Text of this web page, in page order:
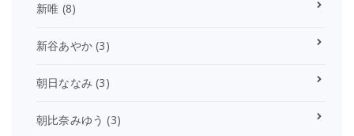
新唯 (8)
新谷あやか (3)
朝日ななみ (3)
朝比奈みゆう (3)